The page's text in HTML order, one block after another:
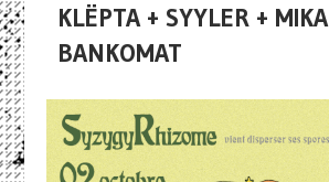
KLËPTA + SYYLER + MIKA
BANKOMAT